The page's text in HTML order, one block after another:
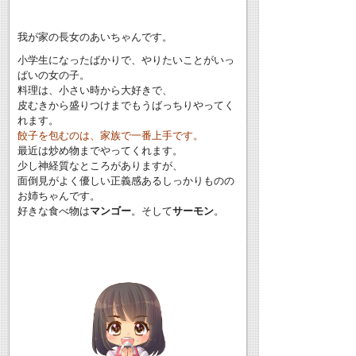
我が家の長女のあいちゃんです。
小学生になったばかりで、やりたいことがいっ
ぱいの女の子。
料理は、小さい時から大好きで、
皮むきから盛りつけまでもうばっちりやってく
れます。
餃子を包むのは、家族で一番上手です。
最近は炒め物までやってくれます。
少し神経質なところがありますが、
面倒見がよく優しい正義感あるしっかりものの
お姉ちゃんです。
好きな食べ物はマンゴー。そしてサーモン。